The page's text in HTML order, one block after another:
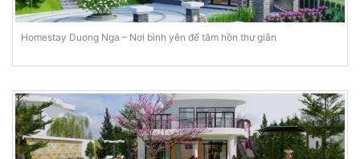
Homestay Duong Nga – Nơi bình yên để tâm hồn thư giãn